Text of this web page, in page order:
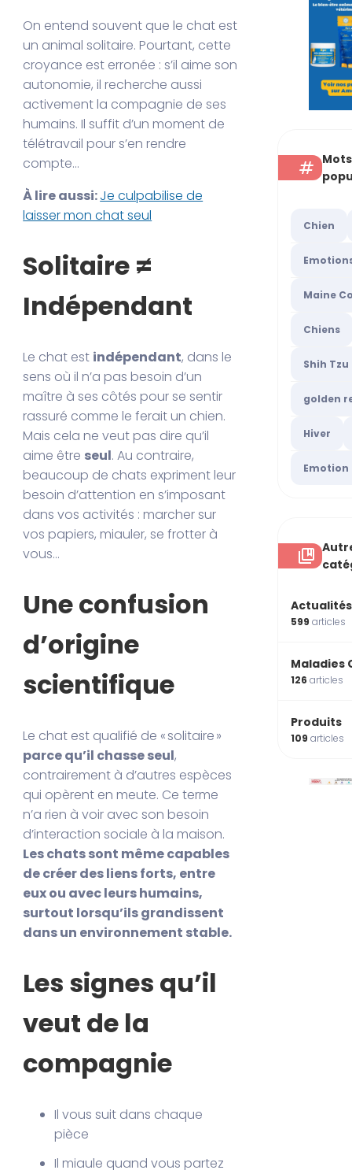
On entend souvent que le chat est
un animal solitaire. Pourtant, cette
croyance est erronée : s’il aime son
autonomie, il recherche aussi
activement la compagnie de ses
humains. Il suffit d’un moment de
télétravail pour s’en rendre
compte…
À lire aussi:Je culpabilise de
laisser mon chat seul
Solitaire ≠
Indépendant
Le chat est indépendant, dans le
sens où il n’a pas besoin d’un
maître à ses côtés pour se sentir
rassuré comme le ferait un chien.
Mais cela ne veut pas dire qu’il
aime être seul. Au contraire,
beaucoup de chats expriment leur
besoin d’attention en s’imposant
dans vos activités : marcher sur
vos papiers, miauler, se frotter à
vous…
Une confusion
d’origine
scientifique
Le chat est qualifié de « solitaire »
parce qu’il chasse seul,
contrairement à d’autres espèces
qui opèrent en meute. Ce terme
n’a rien à voir avec son besoin
d’interaction sociale à la maison.
Les chats sont même capables
de créer des liens forts, entre
eux ou avec leurs humains,
surtout lorsqu’ils grandissent
dans un environnement stable.
Les signes qu’il
veut de la
compagnie
Il vous suit dans chaque
pièce
Il miaule quand vous partez
Chien
Maine
Chiens
Shih Tzu
golden
Hiver
Emotion
Actualités
599articles
Maladies
126articles
Produits
109articles